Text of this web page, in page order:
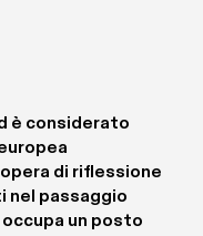
è considerato
di riflessione
nel passaggio
un posto